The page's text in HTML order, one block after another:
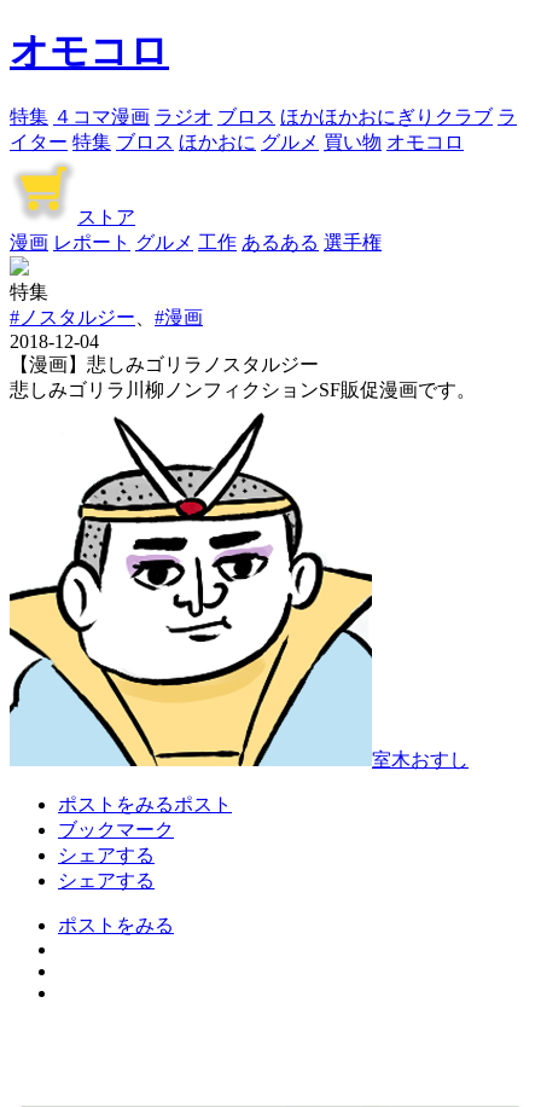
オモコロ
特集 ４コマ漫画 ラジオ ブロス ほかほかおにぎりクラブ ラ
イター 特集 ブロス ほかおに グルメ 買い物 オモコロ
ストア
漫画 レポート グルメ 工作 あるある 選手権
特集
#ノスタルジー
#漫画
2018-12-04
【漫画】悲しみゴリラノスタルジー
悲しみゴリラ川柳ノンフィクションSF販促漫画です。
室木おすし
ポストをみるポスト
ブックマーク
シェアする
シェアする
ポストをみる